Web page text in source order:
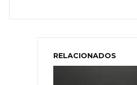
RELACIONADOS